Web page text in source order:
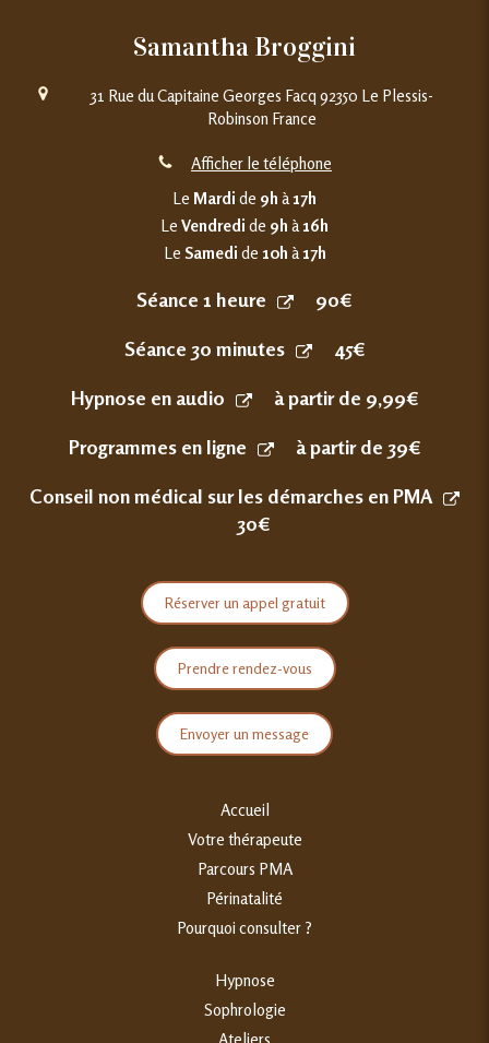
Samantha Broggini
31 Rue du Capitaine Georges Facq 92350 Le Plessis-
Robinson France
Afficher le téléphone
Le Mardi de 9h à17h
Le Vendredi de 9h à16h
Le Samedi de 10h à17h
Séance 1 heure 90€
Séance 30 minutes 45€
Hypnose en audio à partir de 9,99€
Programmes en ligne à partir de 39€
Conseil non médical sur les démarches en PMA
30€
Réserver un appel gratuit
Prendre rendez-vous
Envoyer un message
Accueil
Votre thérapeute
Parcours PMA
Périnatalité
Pourquoi consulter ?
Hypnose
Sophrologie